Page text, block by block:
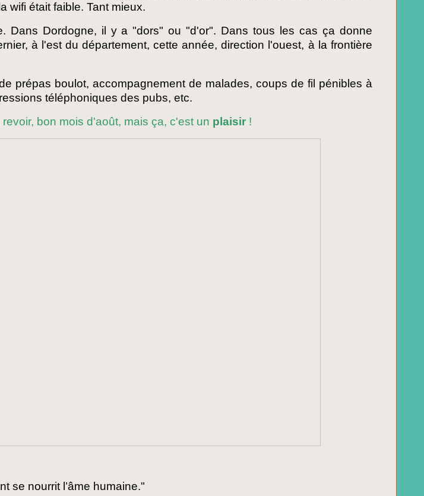
wifi était faible. Tant mieux.
Dans Dordogne, il y a "dors" ou "d'or". Dans tous les cas ça donne
à l'est du département, cette année, direction l'ouest, à la frontière
prépas boulot, accompagnement de malades, coups de fil pénibles à
téléphoniques des pubs, etc.
bon mois d'août, mais ça, c'est un plaisir !
se nourrit l’âme humaine."